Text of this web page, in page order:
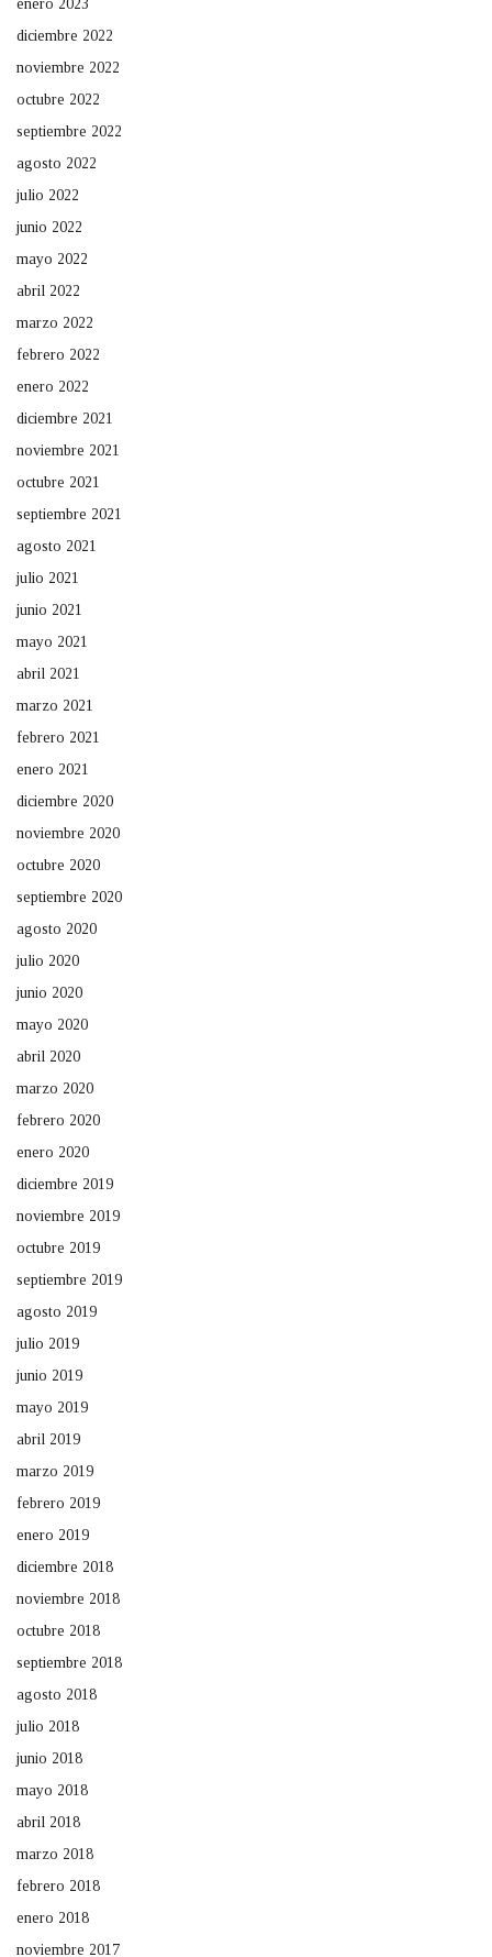
enero 2023
diciembre 2022
noviembre 2022
octubre 2022
septiembre 2022
agosto 2022
julio 2022
junio 2022
mayo 2022
abril 2022
marzo 2022
febrero 2022
enero 2022
diciembre 2021
noviembre 2021
octubre 2021
septiembre 2021
agosto 2021
julio 2021
junio 2021
mayo 2021
abril 2021
marzo 2021
febrero 2021
enero 2021
diciembre 2020
noviembre 2020
octubre 2020
septiembre 2020
agosto 2020
julio 2020
junio 2020
mayo 2020
abril 2020
marzo 2020
febrero 2020
enero 2020
diciembre 2019
noviembre 2019
octubre 2019
septiembre 2019
agosto 2019
julio 2019
junio 2019
mayo 2019
abril 2019
marzo 2019
febrero 2019
enero 2019
diciembre 2018
noviembre 2018
octubre 2018
septiembre 2018
agosto 2018
julio 2018
junio 2018
mayo 2018
abril 2018
marzo 2018
febrero 2018
enero 2018
noviembre 2017